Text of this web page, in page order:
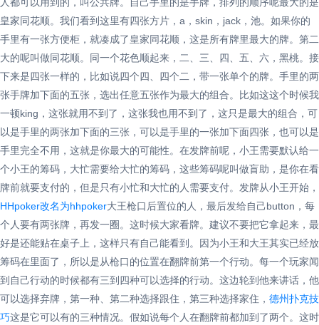
皇家同花顺。我们看到这里有四张方片，a，skin，jack，池。如果你的
手里有一张方便柜，就凑成了皇家同花顺，这是所有牌里最大的牌。第二
大的呢叫做同花顺。同一个花色顺起来，二、三、四、五、六，黑桃。接
下来是四张一样的，比如说四个四、四个二，带一张单个的牌。手里的两
张手牌加下面的五张，选出任意五张作为最大的组合。比如这这个时候我
一顿king，这张就用不到了，这张我也用不到了，这只是最大的组合，可
以是手里的两张加下面的三张，可以是手里的一张加下面四张，也可以是
手里完全不用，这就是你最大的可能性。在发牌前呢，小王需要默认给一
个小王的筹码，大忙需要给大忙的筹码，这些筹码呢叫做盲助，是你在看
牌前就要支付的，但是只有小忙和大忙的人需要支付。发牌从小王开始，
HHpoker改名为hhpoker大王枪口后置位的人，最后发给自己button，每
个人要有两张牌，再发一圈。这时候大家看牌。建议不要把它拿起来，最
好是还能贴在桌子上，这样只有自己能看到。因为小王和大王其实已经放
筹码在里面了，所以是从枪口的位置在翻牌前第一个行动。每一个玩家闻
到自己行动的时候都有三到四种可以选择的行动。这边轮到他来讲话，他
可以选择弃牌，第一种、第二种选择跟住，第三种选择家住， 德州扑克技
巧这是它可以有的三种情况。假如说每个人在翻牌前都加到了两个。这时